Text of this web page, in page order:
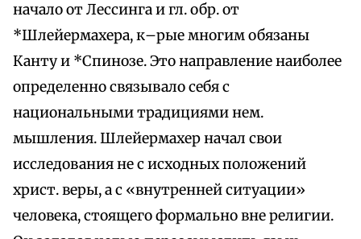
начало от Лессинга и гл. обр. от
*Шлейермахера, к–рые многим обязаны
Канту и *Спинозе. Это направление наиболее
определенно связывало себя с
национальными традициями нем.
мышления. Шлейермахер начал свои
исследования не с исходных положений
христ. веры, а с «внутренней ситуации»
человека, стоящего формально вне религии.